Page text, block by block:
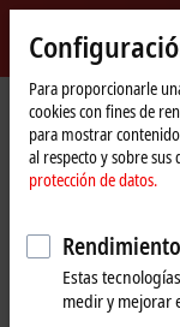
Beckhoff
-
New
Automation
Technology
Página
de
inicio
Products MX-
MCxxxx |
Tabular product
Para proporcionarle
cookies con fines de
para mostrar
al respecto y sobre
protección de datos.
Estas
medir y mejorar